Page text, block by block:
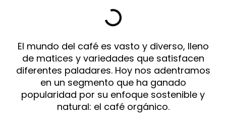
El mundo del café es vasto y diverso, lleno
de matices y variedades que satisfacen
diferentes paladares. Hoy nos adentramos
en un segmento que ha ganado
popularidad por su enfoque sostenible y
natural: el café orgánico.